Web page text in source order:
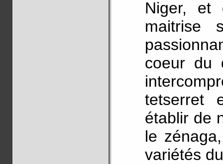
Niger, et
maitrise
coeur du
tetserret
établir de
le
variétés